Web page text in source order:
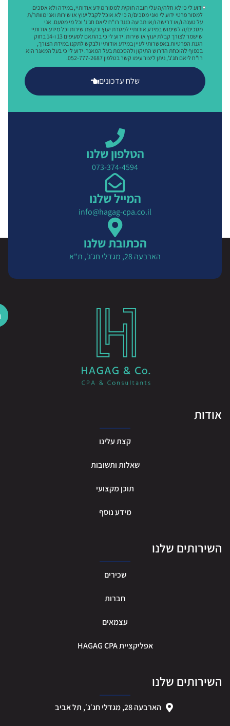
ידוע לי כי לא חלה/ה עלי חובה חוקית למסור מידע אודותיי, במידה ולא אסכים
למסור פרטי ידוע לי ואני מסכים/ה כי לא אוכל לקבל יעוץ או שירות ואני מוותר/ת
על טענה ו/או דרישה ו/או תביעה כנגד רו"ח ליאם חג'ג' וכל מי מטעם. אני
מסכים/ה לשימוש במידע אודותיי למטרת יעוץ ובקשת שירות וכל מידע אודותיי
שישמר לצורך קבלת יעוץ או שירות. ידוע לי כי בהתאם לסעיפים 13 ו-14 בחוק
הגנת הפרטיות באפשרותי לעיין במידע אודותיי ולבקש לתקנו במידת הצורך,
בכפוף להוכחת הדרוש התיקון ולהסכמת בעל המאגר. ידוע לי כי בעל המאגר הוא
רו"ח ליאם חג'ג', ניתן ליצור עימו קשר בטלפון 052-777-2687.
שלח עדכונים
הטלפון שלנו
073-374-4594
המייל שלנו
info@hagag-cpa.co.il
הכתובת שלנו
הארבעה 28, מגדלי חג׳ג׳, ת"א
קצת עלינו
שאלות ותשובות
תוכן מקצועי
מידע נוסף
שלנו
שכירים
חברות
עצמאים
אפליקציית HAGAG CPA
שלנו
הארבעה 28, מגדלי חג׳ג׳, תל אביב